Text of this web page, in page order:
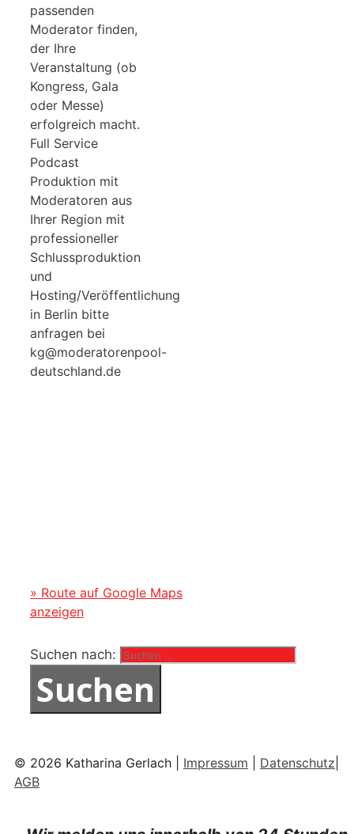
passenden
Moderator finden,
der Ihre
Veranstaltung (ob
Kongress, Gala
oder Messe)
erfolgreich macht.
Full Service
Podcast
Produktion mit
Moderatoren aus
Ihrer Region mit
professioneller
Schlussproduktion
und
Hosting/Veröffentlichung
in Berlin bitte
anfragen bei
kg@moderatorenpool-
deutschland.de
» Route auf Google Maps
anzeigen
Suchen nach:
© 2026 Katharina Gerlach | Impressum Datenschutz
AGB